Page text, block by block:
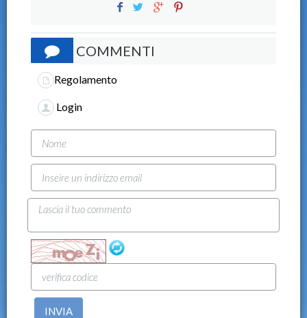
COMMENTI
Regolamento
Login
INVIA